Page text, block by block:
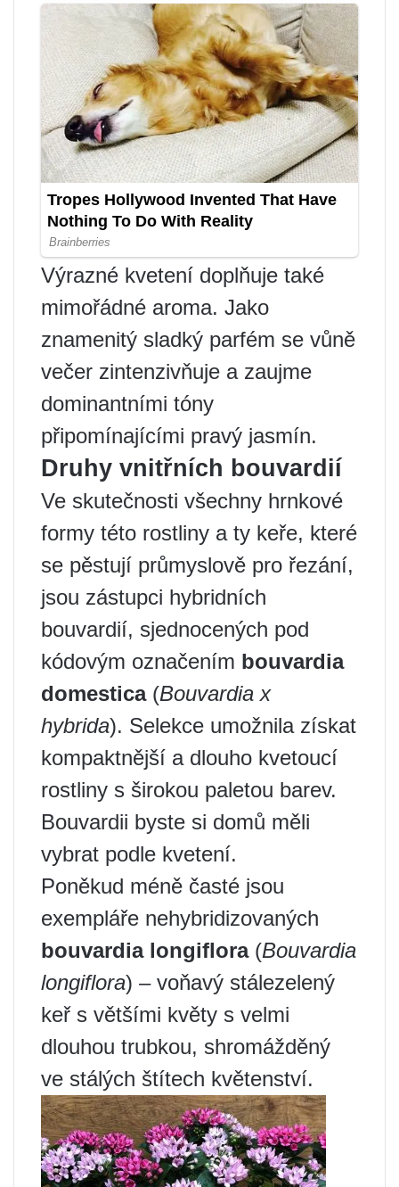
Výrazné kvetení doplňuje také
mimořádné aroma. Jako
znamenitý sladký parfém se vůně
večer zintenzivňuje a zaujme
dominantními tóny
připomínajícími pravý jasmín.
Druhy vnitřních bouvardií
Ve skutečnosti všechny hrnkové
formy této rostliny a ty keře, které
se pěstují průmyslově pro řezání,
jsou zástupci hybridních
bouvardií, sjednocených pod
kódovým označením bouvardia
domestica(Bouvardia x
hybrida). Selekce umožnila získat
kompaktnější a dlouho kvetoucí
rostliny s širokou paletou barev.
Bouvardii byste si domů měli
vybrat podle kvetení.
Poněkud méně časté jsou
exempláře nehybridizovaných
bouvardia longiflora(Bouvardia
longiflora) – voňavý stálezelený
keř s většími květy s velmi
dlouhou trubkou, shromážděný
ve stálých štítech květenství.